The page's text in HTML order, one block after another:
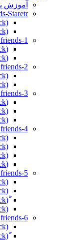
آموزش
Staretr
1
(Pack) Family-Friends-1A
(Pack) Family Friends-1B
2
3
(Pack)Family-Friends-3A
4
(Pack)Family- Friends- 4D
5
(pack)Family-Friends-5B
ّ(Pack)Family-friends-5c
6